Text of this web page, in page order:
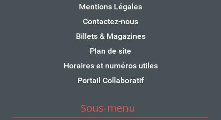
Mentions Légales
Contactez-nous
Billets & Magazines
Plan de site
Horaires et numéros utiles
Portail Collaboratif
Sous-menu